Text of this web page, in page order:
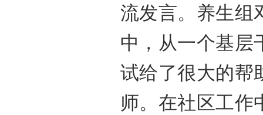
流发言。养生组
中，从一个基层
试给了很大的帮
师。在社区工作